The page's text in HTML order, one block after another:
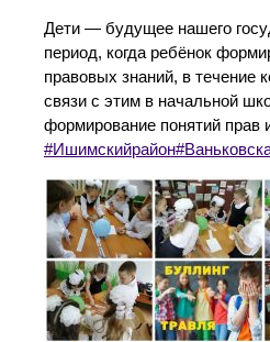
Дети — будущее нашего
период, когда ребёнок
правовых знаний, в течение
связи с этим в начальной
формирование понятий прав
#Ишимскийрайон